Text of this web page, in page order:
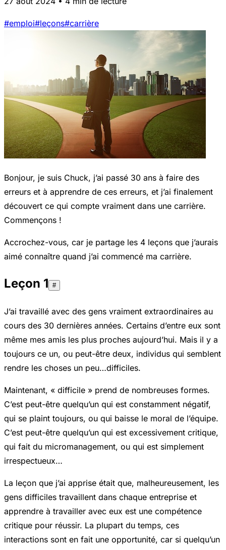
#emploi#leçons#carrière
Bonjour, je suis Chuck, j’ai passé 30 ans à faire des
erreurs et à apprendre de ces erreurs, et j’ai finalement
découvert ce qui compte vraiment dans une carrière.
Commençons !
Accrochez-vous, car je partage les 4 leçons que j’aurais
aimé connaître quand j’ai commencé ma carrière.
Leçon 1 #
J’ai travaillé avec des gens vraiment extraordinaires au
cours des 30 dernières années. Certains d’entre eux sont
même mes amis les plus proches aujourd’hui. Mais il y a
toujours ce un, ou peut-être deux, individus qui semblent
rendre les choses un peu…difficiles.
Maintenant, « difficile » prend de nombreuses formes.
C’est peut-être quelqu’un qui est constamment négatif,
qui se plaint toujours, ou qui baisse le moral de l’équipe.
C’est peut-être quelqu’un qui est excessivement critique,
qui fait du micromanagement, ou qui est simplement
irrespectueux…
La leçon que j’ai apprise était que, malheureusement, les
gens difficiles travaillent dans chaque entreprise et
apprendre à travailler avec eux est une compétence
critique pour réussir. La plupart du temps, ces
interactions sont en fait une opportunité, car si quelqu’un